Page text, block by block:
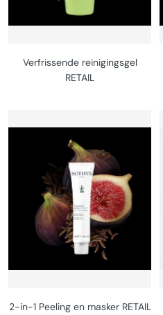
Verfrissende reinigingsgel
RETAIL
2-in-1 Peeling en masker RETAIL